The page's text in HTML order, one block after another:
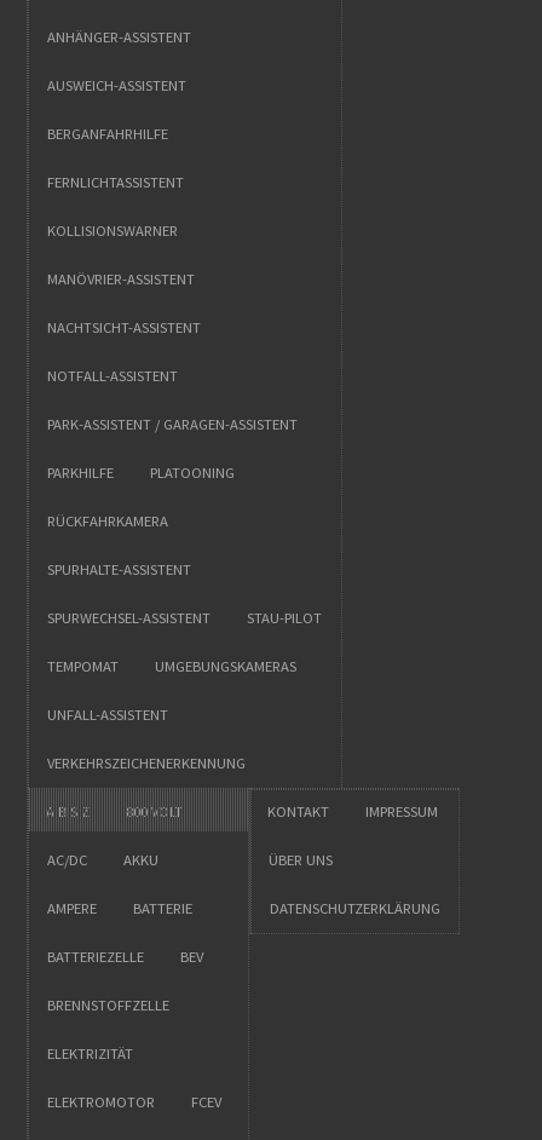
ANHÄNGER-ASSISTENT
AUSWEICH-ASSISTENT
BERGANFAHRHILFE
FERNLICHTASSISTENT
KOLLISIONSWARNER
MANÖVRIER-ASSISTENT
NACHTSICHT-ASSISTENT
NOTFALL-ASSISTENT
PARK-ASSISTENT / GARAGEN-ASSISTENT
PARKHILFE PLATOONING
RÜCKFAHRKAMERA
SPURHALTE-ASSISTENT
SPURWECHSEL-ASSISTENT STAU-PILOT
TEMPOMAT UMGEBUNGSKAMERAS
UNFALL-ASSISTENT
VERKEHRSZEICHENERKENNUNG
A BIS Z 800 VOLT
AC/DC AKKU
AMPERE BATTERIE
BATTERIEZELLE BEV
BRENNSTOFFZELLE
ELEKTRIZITÄT
ELEKTROMOTOR FCEV
KONTAKT IMPRESSUM
ÜBER UNS
DATENSCHUTZERKLÄRUNG